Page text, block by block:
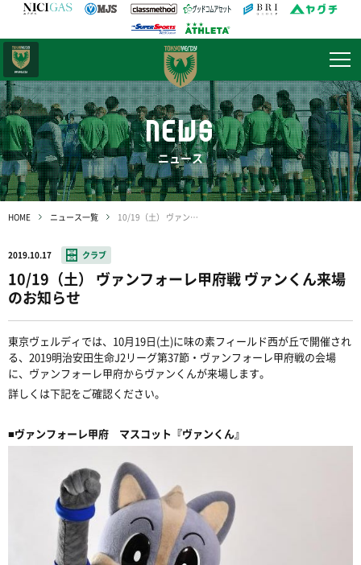
NEWS
ニュース
HOME ニュース一覧 10/19（土） ヴァンフォーレ甲府戦 ヴァンくん来場のお知らせ
2019.10.17 クラブ
10/19（土） ヴァンフォーレ甲府戦 ヴァンくん来場
のお知らせ
東京ヴェルディでは、10月19日(土)に味の素フィールド西が丘で開催され
る、2019明治安田生命J2リーグ第37節・ヴァンフォーレ甲府戦の会場
に、ヴァンフォーレ甲府からヴァンくんが来場します。
詳しくは下記をご確認ください。
■ヴァンフォーレ甲府 マスコット『ヴァンくん』